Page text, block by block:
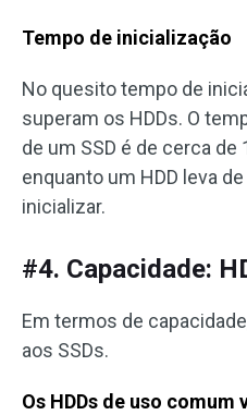
Tempo de inicialização
No quesito tempo de
superam os HDDs. O
de um SSD é de cerca de
enquanto um HDD leva
inicializar.
#4. Capacidade:
Em termos de
aos SSDs.
Os HDDs de uso comum